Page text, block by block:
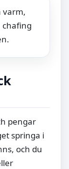
varm,
chafing
pengar
springa i
och du